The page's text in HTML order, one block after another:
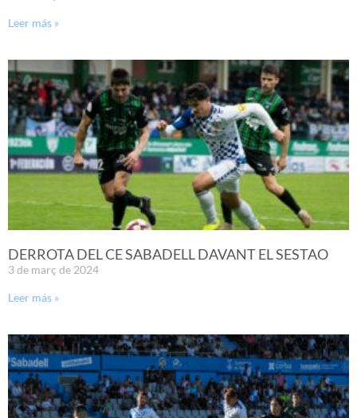
Leer más »
DERROTA DEL CE SABADELL DAVANT EL SESTAO
3 de març de 2024
Leer más »